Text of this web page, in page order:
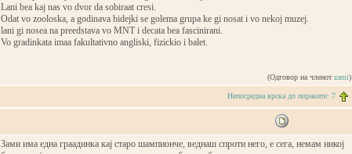
Lani bea kaj nas vo dvor da sobiraat cresi.
Odat vo zooloska, a godinava bidejki se golema grupa ke gi nosat i vo nekoj muzej.
lani gi nosea na preedstava vo MNT i decata bea fascinirani.
Vo gradinkata imaa fakultativno angliski, fizickio i balet.
(Одговор на членотzami)
Непосредна врска до пораките: 7
Зами има една граадинка кај старо шампионче, веднаш спроти него, е сега, немам никој